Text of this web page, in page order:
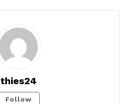
thies24
Follow